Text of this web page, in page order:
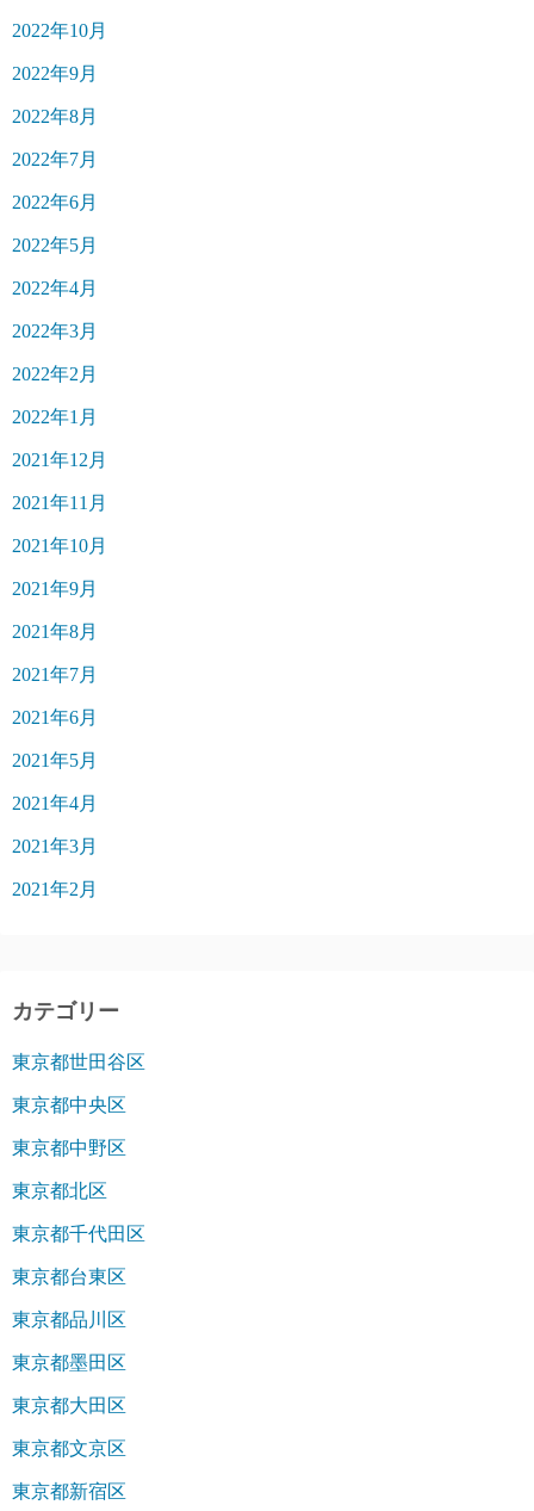
2022年10月
2022年9月
2022年8月
2022年7月
2022年6月
2022年5月
2022年4月
2022年3月
2022年2月
2022年1月
2021年12月
2021年11月
2021年10月
2021年9月
2021年8月
2021年7月
2021年6月
2021年5月
2021年4月
2021年3月
2021年2月
カテゴリー
東京都世田谷区
東京都中央区
東京都中野区
東京都北区
東京都千代田区
東京都台東区
東京都品川区
東京都墨田区
東京都大田区
東京都文京区
東京都新宿区